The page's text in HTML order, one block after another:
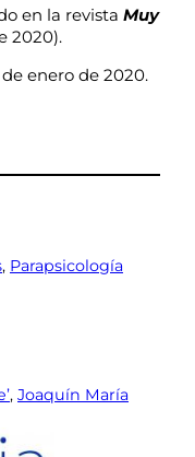
en la revista Muy
2020).
de enero de 2020.
, Parapsicología
, Joaquín María